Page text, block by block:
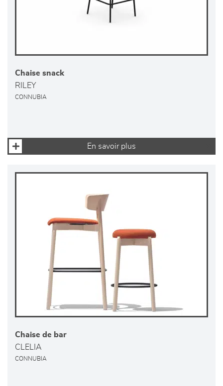
Chaise snack
RILEY
CONNUBIA
En savoir plus
Chaise de bar
CLELIA
CONNUBIA